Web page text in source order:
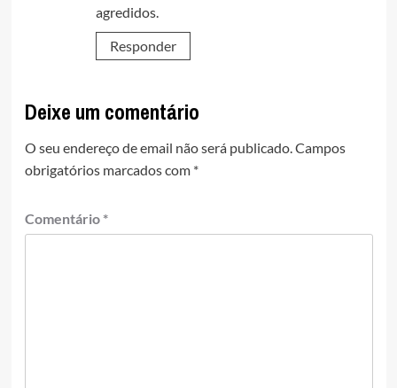
agredidos.
Responder
Deixe um comentário
O seu endereço de email não será publicado.Campos
obrigatórios marcados com *
Comentário *